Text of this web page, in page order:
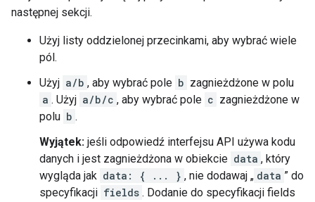
następnej sekcji.
Użyj listy oddzielonej przecinkami, aby wybrać wiele
pól.
Użyj a/b , aby wybrać pole b zagnieżdżone w polu
a . Użyj a/b/c , aby wybrać pole c zagnieżdżone w
polu b .
Wyjątek: jeśli odpowiedź interfejsu API używa kodu
danych i jest zagnieżdżona w obiekcie data , który
wygląda jak data: { ... } , nie dodawaj „ data ” do
specyfikacji fields . Dodanie do specyfikacji fields